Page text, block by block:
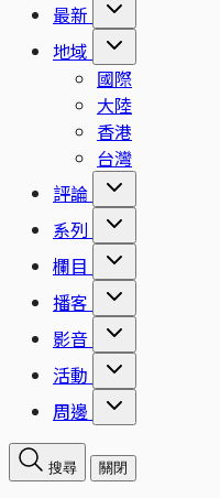
最新
地域
國際
大陸
香港
台灣
評論
系列
欄目
播客
影音
活動
周邊
搜尋 關閉